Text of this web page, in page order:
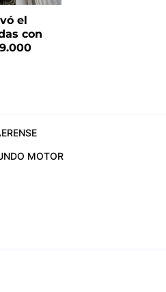
el
con
MOTOR